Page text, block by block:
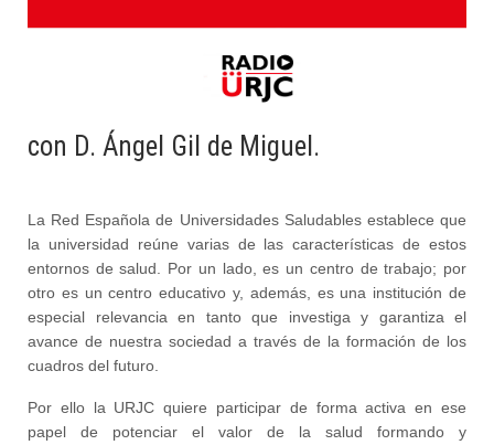
con D. Ángel Gil de Miguel.
La Red Española de Universidades Saludables establece que
la universidad reúne varias de las características de estos
entornos de salud. Por un lado, es un centro de trabajo; por
otro es un centro educativo y, además, es una institución de
especial relevancia en tanto que investiga y garantiza el
avance de nuestra sociedad a través de la formación de los
cuadros del futuro.
Por ello la URJC quiere participar de forma activa en ese
papel de potenciar el valor de la salud formando y